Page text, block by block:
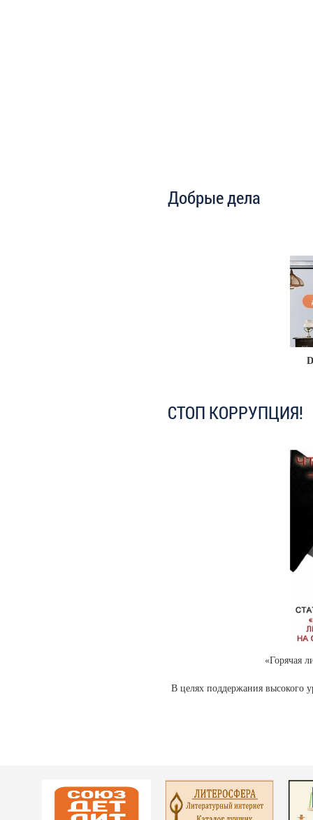
Добрые дела
СТОП КОРРУПЦИЯ!
«Горячая
В целях поддержания высокого